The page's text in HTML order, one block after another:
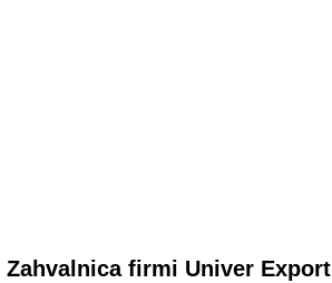
Zahvalnica firmi Univer Export